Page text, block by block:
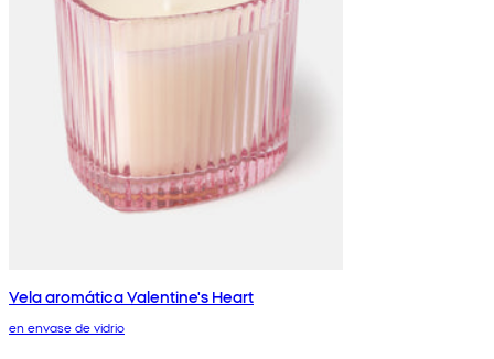
Vela aromática Valentine's Heart
en envase de vidrio